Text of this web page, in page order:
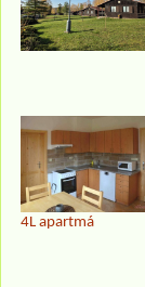
4L apartmá